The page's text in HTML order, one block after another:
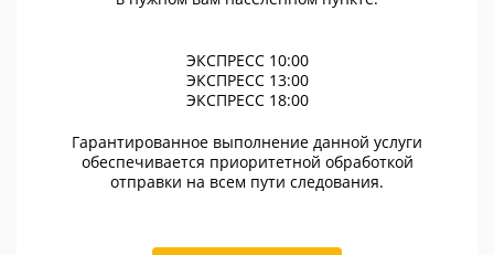
ЭКСПРЕСС 10:00
ЭКСПРЕСС 13:00
ЭКСПРЕСС 18:00
Гарантированное выполнение данной услуги
обеспечивается приоритетной обработкой
отправки на всем пути следования.